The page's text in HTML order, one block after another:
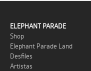
ELEPHANT PARADE
Shop
Elephant Parade Land
Desfiles
Artistas